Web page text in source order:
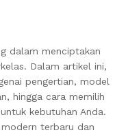
dalam menciptakan
Dalam artikel ini,
pengertian, model
hingga cara memilih
kebutuhan Anda.
terbaru dan